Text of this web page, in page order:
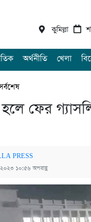
কুমিল্লা
অর্থনীতি খেলা
হলে ফের
PRESS
২০২৩ ১০:৫৬ অপরাহ্ণ